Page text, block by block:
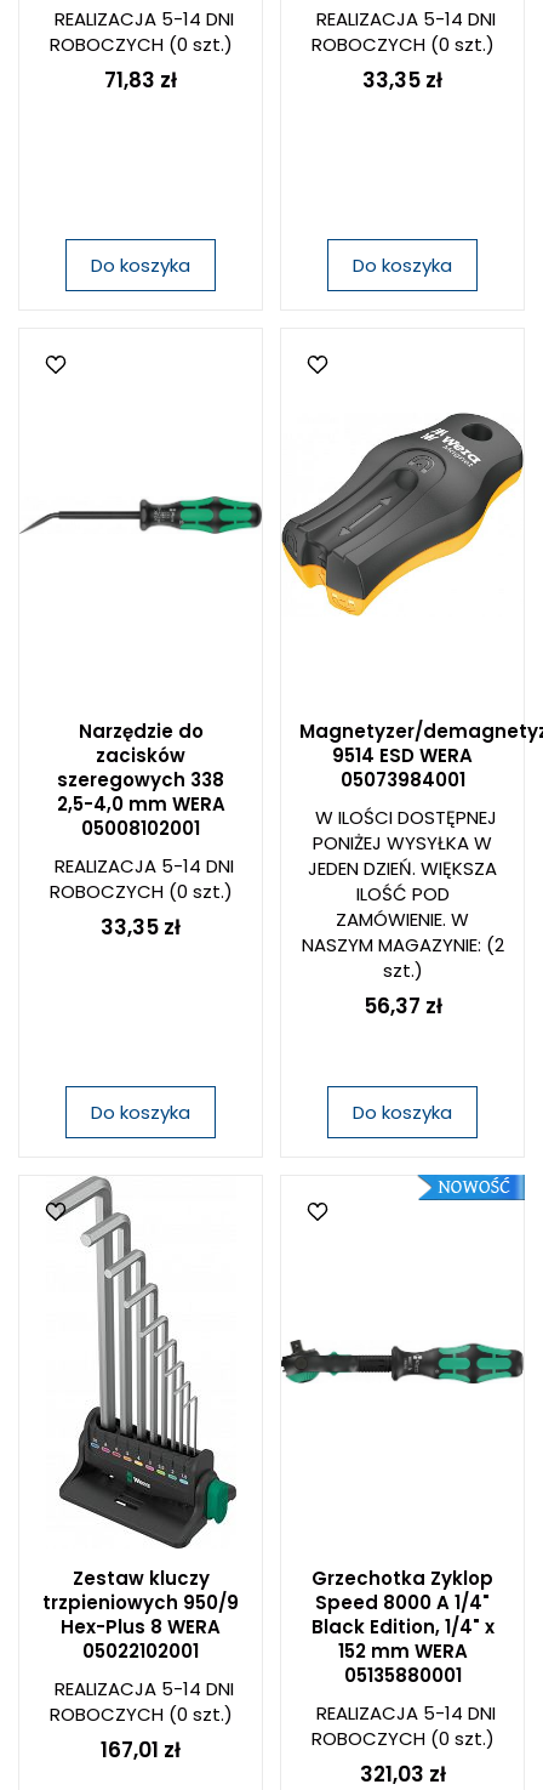
REALIZACJA 5-14 DNI
ROBOCZYCH(0 szt.)
71,83 zł
Do koszyka
REALIZACJA 5-14 DNI
ROBOCZYCH(0 szt.)
33,35 zł
Do koszyka
Narzędzie do
zacisków
szeregowych 338
2,5-4,0 mm WERA
05008102001
REALIZACJA 5-14 DNI
ROBOCZYCH(0 szt.)
33,35 zł
Do koszyka
Magnetyzer/
9514 ESD WERA
05073984001
W ILOŚCI DOSTĘPNEJ
PONIŻEJ WYSYŁKA W
JEDEN DZIEŃ. WIĘKSZA
ILOŚĆ POD
ZAMÓWIENIE. W
NASZYM MAGAZYNIE: (2
szt.)
56,37 zł
Do koszyka
Zestaw kluczy
trzpieniowych 950/9
Hex-Plus 8 WERA
05022102001
REALIZACJA 5-14 DNI
ROBOCZYCH(0 szt.)
167,01 zł
Grzechotka Zyklop
Speed 8000 A 1/4"
Black Edition, 1/4" x
152 mm WERA
05135880001
REALIZACJA 5-14 DNI
ROBOCZYCH(0 szt.)
321,03 zł